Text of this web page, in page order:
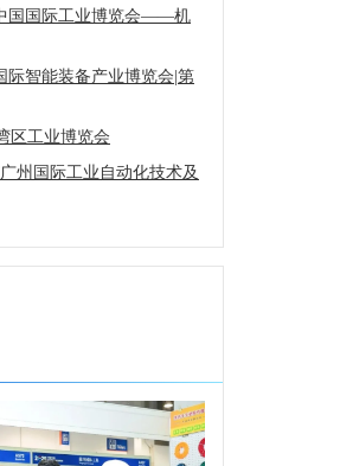
国国际工业博览会——机
际智能装备产业博览会|第
区工业博览会
州国际工业自动化技术及